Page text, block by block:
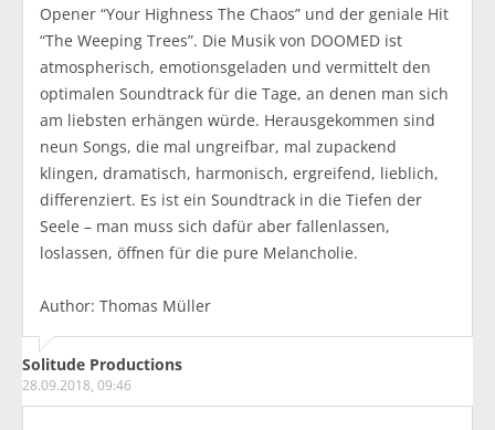
Opener “Your Highness The Chaos” und der geniale Hit
“The Weeping Trees”. Die Musik von DOOMED ist
atmospherisch, emotionsgeladen und vermittelt den
optimalen Soundtrack für die Tage, an denen man sich
am liebsten erhängen würde. Herausgekommen sind
neun Songs, die mal ungreifbar, mal zupackend
klingen, dramatisch, harmonisch, ergreifend, lieblich,
differenziert. Es ist ein Soundtrack in die Tiefen der
Seele – man muss sich dafür aber fallenlassen,
loslassen, öffnen für die pure Melancholie.
Author: Thomas Müller
Solitude Productions
28.09.2018, 09:46